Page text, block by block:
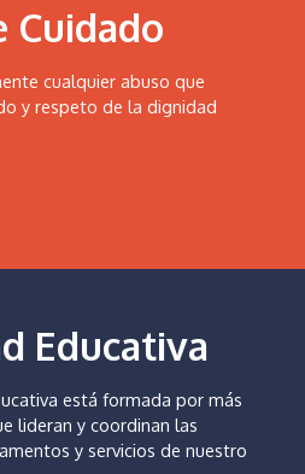
Cuidado
cualquier abuso que
y respeto de la dignidad
Educativa
está formada por más
lideran y coordinan las
y servicios de nuestro